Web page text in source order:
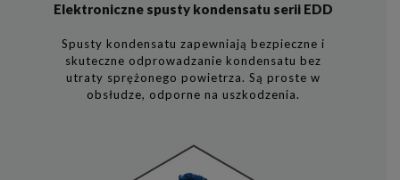
Elektroniczne spusty kondensatu serii EDD
Spusty kondensatu zapewniają bezpieczne i
skuteczne odprowadzanie kondensatu bez
utraty sprężonego powietrza. Są proste w
obsłudze, odporne na uszkodzenia.